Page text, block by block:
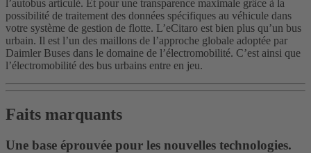
l’autobus articulé. Et pour une transparence maximale grâce à la
possibilité de traitement des données spécifiques au véhicule dans
votre système de gestion de flotte. L’eCitaro est bien plus qu’un bus
urbain. Il est l’un des maillons de l’approche globale adoptée par
Daimler Buses dans le domaine de l’électromobilité. C’est ainsi que
l’électromobilité des bus urbains entre en jeu.
Faits marquants
Une base éprouvée pour les nouvelles technologies.